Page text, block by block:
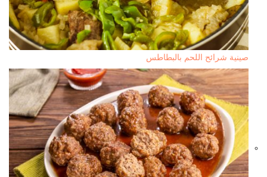
صينية شرائح اللحم بالبطاطس